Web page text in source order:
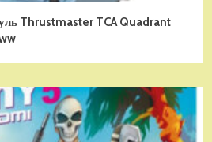
Thrustmaster TCA Quadrant